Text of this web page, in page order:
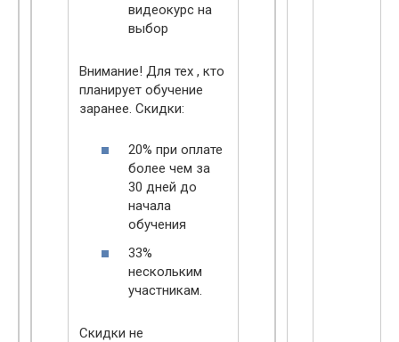
видеокурс на
выбор
Внимание! Для тех , кто
планирует обучение
заранее. Скидки:
20% при оплате
более чем за
30 дней до
начала
обучения
33%
нескольким
участникам.
Скидки не